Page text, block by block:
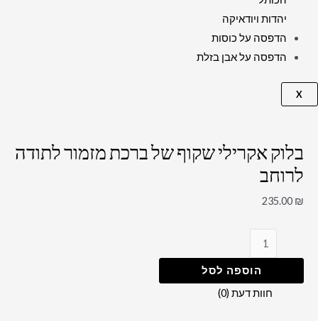
יהדות ויודאיקה
הדפסה על כוסות
הדפסה על אבן בזלת
X
בלוק אקרילי שקוף של ברכת מזמור לתודה
לרוחב
235.00 ₪
הוספה לסל
חוות דעת (0)